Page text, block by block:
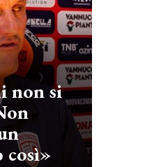
non si
così»